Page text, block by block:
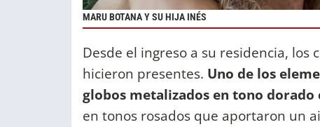
MARU BOTANA Y SU HIJA INÉS
Desde el ingreso a su residencia, los
hicieron presentes. Uno de los
globos metalizados en tono dorado
en tonos rosados que aportaron un